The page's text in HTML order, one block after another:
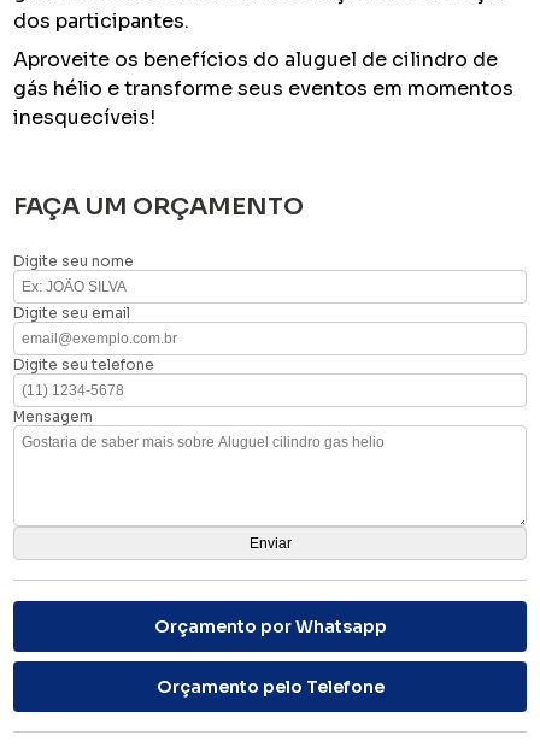
dos participantes.
Aproveite os benefícios do aluguel de cilindro de
gás hélio e transforme seus eventos em momentos
inesquecíveis!
FAÇA UM ORÇAMENTO
Digite seu nome
Digite seu email
Digite seu telefone
Mensagem
Orçamento por Whatsapp
Orçamento pelo Telefone